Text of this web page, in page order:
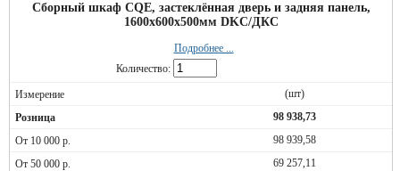
Сборный шкаф CQE, застеклённая дверь и задняя панель,
1600x600x500мм DKC/ДКС
Подробнее ...
Количество:
(шт)
98 938,73
98 939,58
69 257,11